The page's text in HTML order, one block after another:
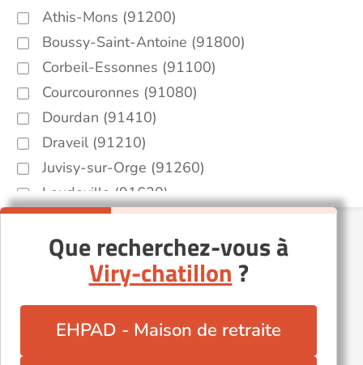
Athis-Mons (91200)
Boussy-Saint-Antoine (91800)
Corbeil-Essonnes (91100)
Courcouronnes (91080)
Dourdan (91410)
Draveil (91210)
Juvisy-sur-Orge (91260)
Leudeville (91630)
Leuville-sur-Orge (91310)
Morsang-sur-Orge (91390)
Quincy-sous-Sénart (91480)
Saint-Vrain (91770)
Saintry-sur-Seine (91250)
Vaugrigneuse (91640)
Que recherchez-vous à
Viry-chatillon ?
EHPAD - Maison de retraite